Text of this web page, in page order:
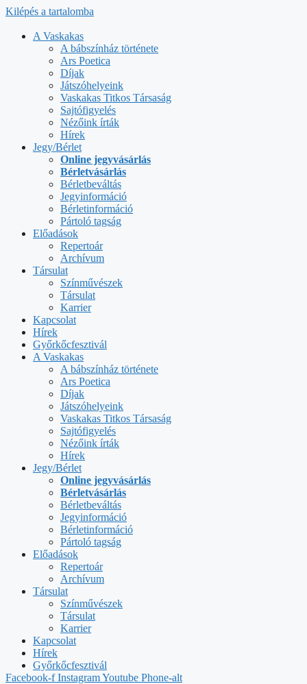
Kilépés a tartalomba
A Vaskakas
A bábszínház története
Ars Poetica
Díjak
Játszóhelyeink
Vaskakas Titkos Társaság
Sajtófigyelés
Nézőink írták
Hírek
Jegy/Bérlet
Online jegyvásárlás
Bérletvásárlás
Bérletbeváltás
Jegyinformáció
Bérletinformáció
Pártoló tagság
Előadások
Repertoár
Archívum
Társulat
Színművészek
Társulat
Karrier
Kapcsolat
Hírek
Győrkőcfesztivál
A Vaskakas
A bábszínház története
Ars Poetica
Díjak
Játszóhelyeink
Vaskakas Titkos Társaság
Sajtófigyelés
Nézőink írták
Hírek
Jegy/Bérlet
Online jegyvásárlás
Bérletvásárlás
Bérletbeváltás
Jegyinformáció
Bérletinformáció
Pártoló tagság
Előadások
Repertoár
Archívum
Társulat
Színművészek
Társulat
Karrier
Kapcsolat
Hírek
Győrkőcfesztivál
Facebook-f InstagramYoutube Phone-alt